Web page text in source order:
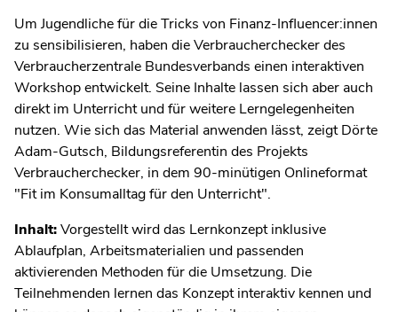
Um Jugendliche für die Tricks von Finanz-Influencer:innen
zu sensibilisieren, haben die Verbraucherchecker des
Verbraucherzentrale Bundesverbands einen interaktiven
Workshop entwickelt. Seine Inhalte lassen sich aber auch
direkt im Unterricht und für weitere Lerngelegenheiten
nutzen. Wie sich das Material anwenden lässt, zeigt Dörte
Adam-Gutsch, Bildungsreferentin des Projekts
Verbraucherchecker, in dem 90-minütigen Onlineformat
"Fit im Konsumalltag für den Unterricht".
Inhalt:Vorgestellt wird das Lernkonzept inklusive
Ablaufplan, Arbeitsmaterialien und passenden
aktivierenden Methoden für die Umsetzung. Die
Teilnehmenden lernen das Konzept interaktiv kennen und